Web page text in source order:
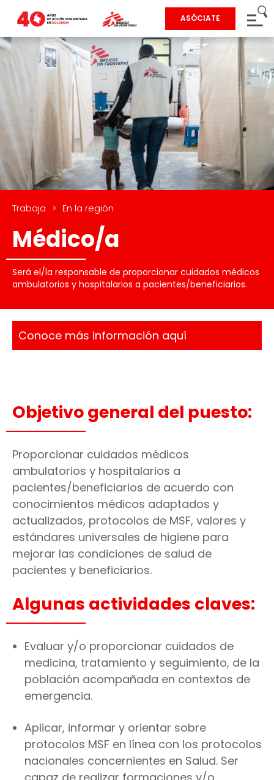
ASÓCIATE
Trabaja > En la región
Médico/a
Será el/la responsable de proporcionar cuidados médicos
ambulatorios y hospitalarios a pacientes/beneficiarios.
Conoce más información aquí
Objetivo general del puesto:
Proporcionar cuidados médicos
ambulatorios y hospitalarios a
pacientes/beneficiarios de acuerdo con
conocimientos médicos adaptados y
actualizados, protocolos de MSF, valores y
estándares universales de higiene para
mejorar las condiciones de salud de
pacientes y beneficiarios.
Algunas actividades claves:
Evaluar y/o proporcionar cuidados de
medicina, tratamiento y seguimiento, de la
población acompañada en contextos de
emergencia.
Aplicar, informar y orientar sobre
protocolos MSF en línea con los protocolos
nacionales concernientes en Salud. Ser